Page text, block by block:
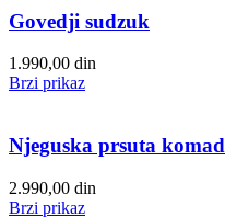
Govedji sudzuk
1.990,00 din
Brzi prikaz
Njeguska prsuta komad
2.990,00 din
Brzi prikaz